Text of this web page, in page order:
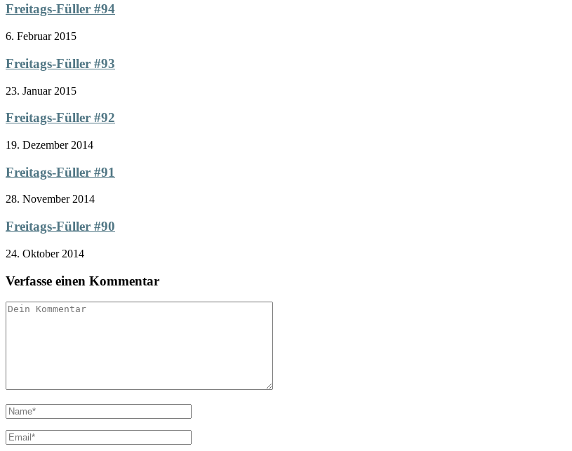
Freitags-Füller #94
6. Februar 2015
Freitags-Füller #93
23. Januar 2015
Freitags-Füller #92
19. Dezember 2014
Freitags-Füller #91
28. November 2014
Freitags-Füller #90
24. Oktober 2014
Verfasse einen Kommentar